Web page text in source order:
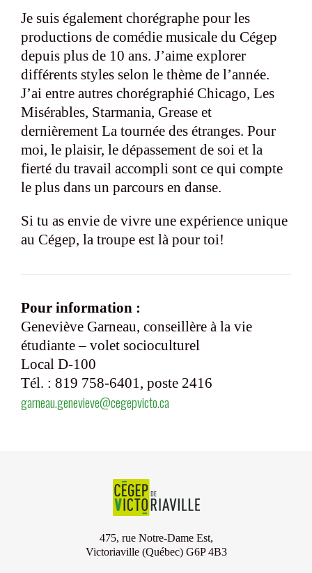
Je suis également chorégraphe pour les
productions de comédie musicale du Cégep
depuis plus de 10 ans. J’aime explorer
différents styles selon le thème de l’année.
J’ai entre autres chorégraphié Chicago, Les
Misérables, Starmania, Grease et
dernièrement La tournée des étranges. Pour
moi, le plaisir, le dépassement de soi et la
fierté du travail accompli sont ce qui compte
le plus dans un parcours en danse.
Si tu as envie de vivre une expérience unique
au Cégep, la troupe est là pour toi!
Pour information :
Geneviève Garneau, conseillère à la vie
étudiante – volet socioculturel
Local D-100
Tél. : 819 758-6401, poste 2416
garneau.genevieve@cegepvicto.ca
475, rue Notre-Dame Est,
Victoriaville (Québec) G6P 4B3